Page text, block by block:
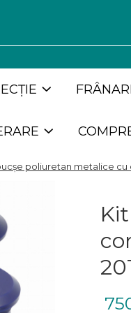
poliuretan metalice cu